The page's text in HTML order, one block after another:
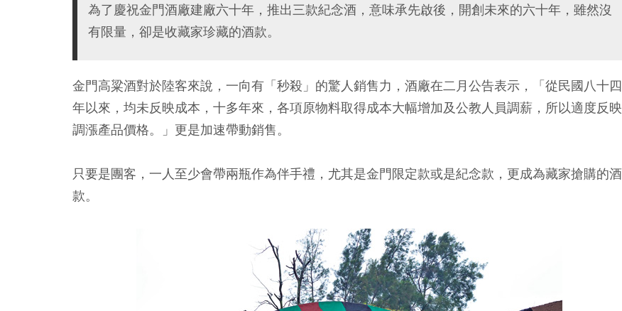
為了慶祝金門酒廠建廠六十年，推出三款紀念酒，意味承先啟後，開創未來的六十年，雖然沒
有限量，卻是收藏家珍藏的酒款。
金門高粱酒對於陸客來說，一向有「秒殺」的驚人銷售力，酒廠在二月公告表示，「從民國八十四
年以來，均未反映成本，十多年來，各項原物料取得成本大幅增加及公教人員調薪，所以適度反映
調漲產品價格。」更是加速帶動銷售。
只要是團客，一人至少會帶兩瓶作為伴手禮，尤其是金門限定款或是紀念款，更成為藏家搶購的酒
款。